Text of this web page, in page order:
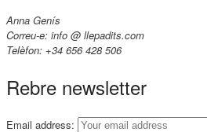
Anna Genís
Correu-e: info @ llepadits.com
Telèfon: +34 656 428 506
Rebre newsletter
Email address: